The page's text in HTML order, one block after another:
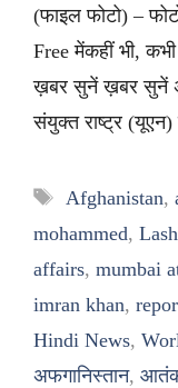
(फाइल फोटो) –
Free मेंकहीं भी,
ख़बर सुनें ख़बर सुनें
संयुक्त राष्ट्र (यूएन)
Tags
Afghanistan,
mohammed,
affairs, mumbai
imran khan,
Hindi News,
अफगानिस्तान,